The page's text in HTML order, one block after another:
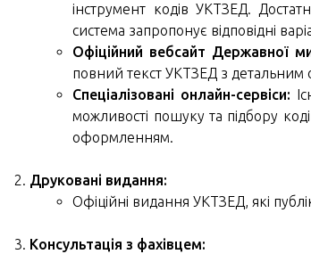
інструмент кодів УКТЗЕД.
система запропонує відповідні
Офіційний вебсайт Державної
повний текст УКТЗЕД з детальним
Спеціалізовані онлайн-сервіси:
можливості пошуку та підбору
оформленням.
Друковані видання:
Офіційні видання УКТЗЕД, які
Консультація з фахівцем: